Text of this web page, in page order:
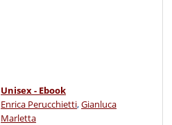
Unisex - Ebook
Enrica Perucchietti,Gianluca
Marletta